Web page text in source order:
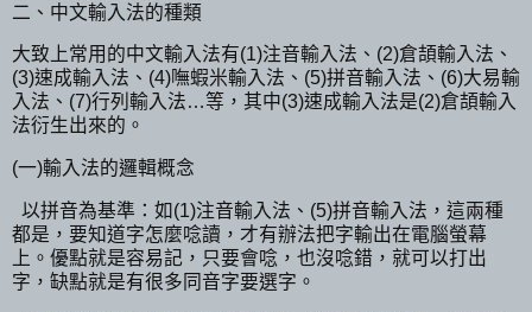
二、中文輸入法的種類
大致上常用的中文輸入法有(1)注音輸入法、(2)倉頡輸入法、
(3)速成輸入法、(4)嘸蝦米輸入法、(5)拼音輸入法、(6)大易輸
入法、(7)行列輸入法…等，其中(3)速成輸入法是(2)倉頡輸入
法衍生出來的。
(一)輸入法的邏輯概念
以拼音為基準：如(1)注音輸入法、(5)拼音輸入法，這兩種
都是，要知道字怎麼唸讀，才有辦法把字輸出在電腦螢幕
上。優點就是容易記，只要會唸，也沒唸錯，就可以打出
字，缺點就是有很多同音字要選字。